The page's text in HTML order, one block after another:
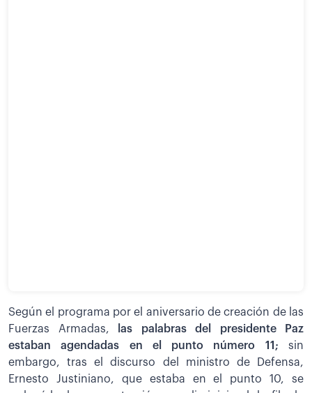
Según el programa por el aniversario de creación de las
Fuerzas Armadas,
las palabras del presidente Paz
estaban agendadas en el punto número 11; sin
embargo, tras el discurso del ministro de Defensa,
Ernesto Justiniano, que estaba en el punto 10, se